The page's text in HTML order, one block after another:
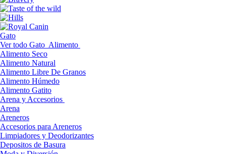
Gato
Ver todo Gato Alimento
Alimento Seco
Alimento Natural
Alimento Libre De Granos
Alimento Húmedo
Alimento Gatito
Arena y Accesorios
Arena
Areneros
Accesorios para Areneros
Limpiadores y Deodorizantes
Depositos de Basura